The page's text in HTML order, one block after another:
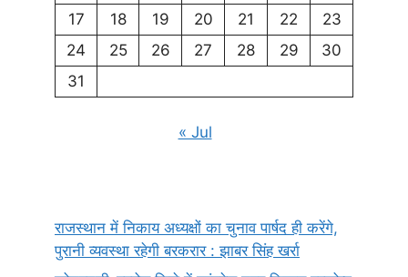
17
18 19 20 21 22
23
24
25 26 27 28 29
30
31
« Jul
राजस्थान में निकाय अध्यक्षों का चुनाव पार्षद ही करेंगे,
पुरानी व्यवस्था रहेगी बरकरार : झाबर सिंह खर्रा